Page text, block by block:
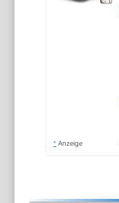
* Anzeige